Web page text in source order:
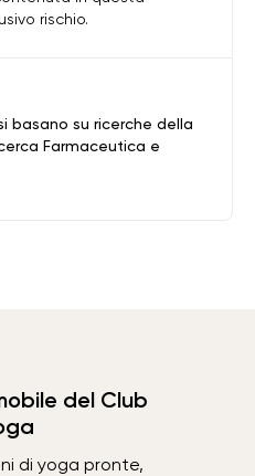
basano su ricerche della
Farmaceutica e
rischio.
del Club
di yoga pronte,